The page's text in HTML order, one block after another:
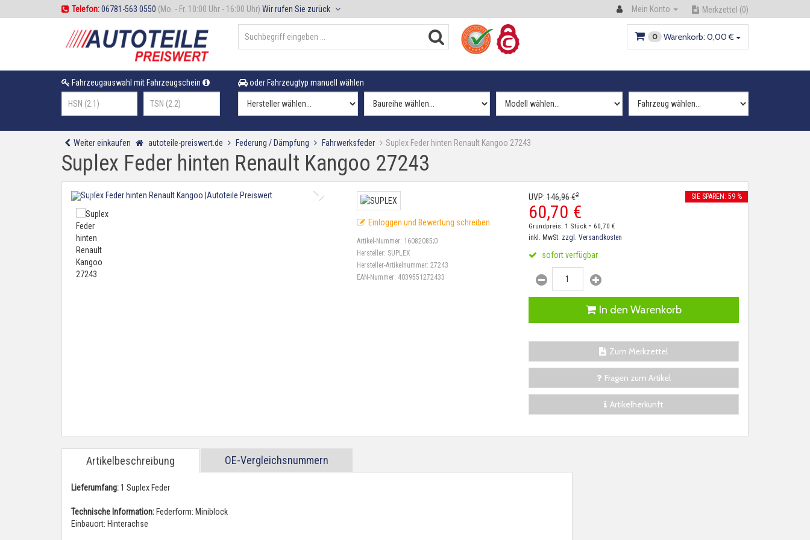
Telefon:06781-563 0550 (Mo. - Fr. 10:00 Uhr - 16:00 Uhr) Wir rufen Sie zurück Mein Konto Merkzettel (0)
0 Warenkorb: 0,00 €
Fahrzeugauswahl mit Fahrzeugschein oder Fahrzeugtyp manuell wählen
Weiter einkaufen autoteile-preiswert.de Federung / Dämpfung Fahrwerksfeder Suplex Feder hinten Renault Kangoo 27243
Suplex Feder hinten Renault Kangoo 27243
Einloggen und Bewertung schreiben
Artikel-Nummer: 16082085;0
Hersteller: SUPLEX
Hersteller-Artikelnummer:27243
EAN-Nummer: 4039551272433
UVP:146,96€2
60,70 €
SIE SPAREN: 59 %
Grundpreis: 1 Stück = 60,70 €
inkl. MwSt. zzgl. Versandkosten
sofort verfügbar
In den Warenkorb
Zum Merkzettel
Fragen zum Artikel
Artikelherkunft
Artikelbeschreibung OE-Vergleichsnummern
Lieferumfang:1 Suplex Feder
Technische Information: Federform: Miniblock
Einbauort: Hinterachse